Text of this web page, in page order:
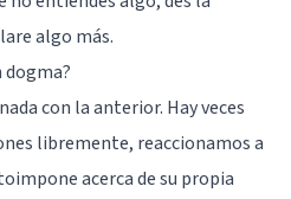
algo más.
dogma?
con la anterior. Hay veces
libremente, reaccionamos a
acerca de su propia